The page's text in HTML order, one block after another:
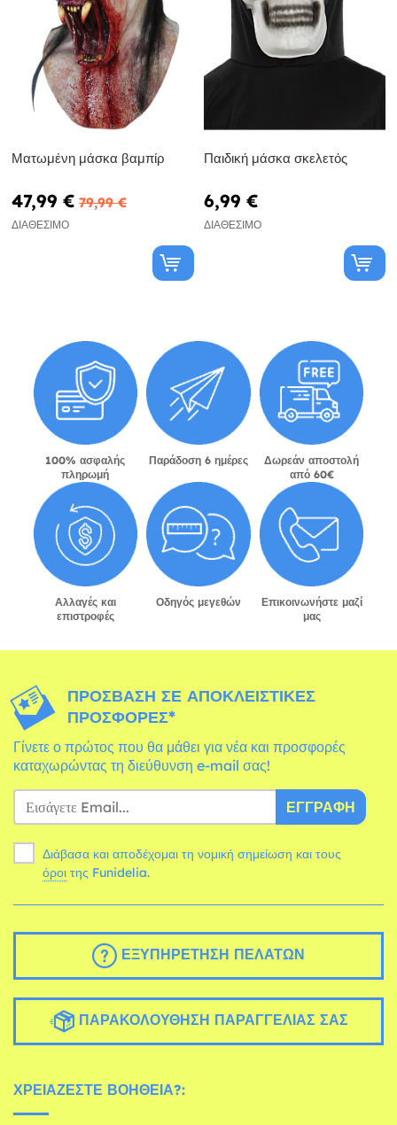
Ματωμένη μάσκα βαμπίρ
47,99 € 79,99 €
ΔΙΑΘΈΣΙΜΟ
Παιδική μάσκα σκελετός
6,99 €
ΔΙΑΘΈΣΙΜΟ
100% ασφαλής
πληρωμή
Παράδοση 6 ημέρες
Δωρεάν αποστολή
από 60€
Αλλαγές και
επιστροφές
Οδηγός μεγεθών
Επικοινωνήστε μαζί
μας
ΠΡΌΣΒΑΣΗ ΣΕ ΑΠΟΚΛΕΙΣΤΙΚΈΣ
ΠΡΟΣΦΟΡΈΣ*
Γίνετε ο πρώτος που θα μάθει για νέα και προσφορές
καταχωρώντας τη διεύθυνση e-mail σας!
ΕΓΓΡΑΦΉ
Διάβασα και αποδέχομαι τη νομική σημείωση και τους
όροι της Funidelia.
ΕΞΥΠΗΡΈΤΗΣΗ ΠΕΛΑΤΏΝ
ΠΑΡΑΚΟΛΟΎΘΗΣΗ ΠΑΡΑΓΓΕΛΊΑΣ ΣΑΣ
ΧΡΕΙΆΖΕΣΤΕ ΒΟΉΘΕΙΑ?: